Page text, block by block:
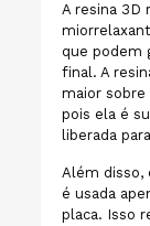
A resina 3D
que podem
final. A
maior sobre
pois ela é
liberada
Além disso,
é usada
placa. Isso